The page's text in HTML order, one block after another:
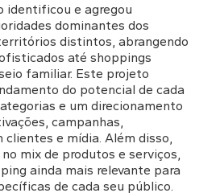
identificou e agregou
dominantes dos
distintos, abrangendo
até shoppings
familiar. Este projeto
do potencial de cada
e um direcionamento
campanhas,
e mídia. Além disso,
mix de produtos e serviços,
ainda mais relevante para
de cada seu público.